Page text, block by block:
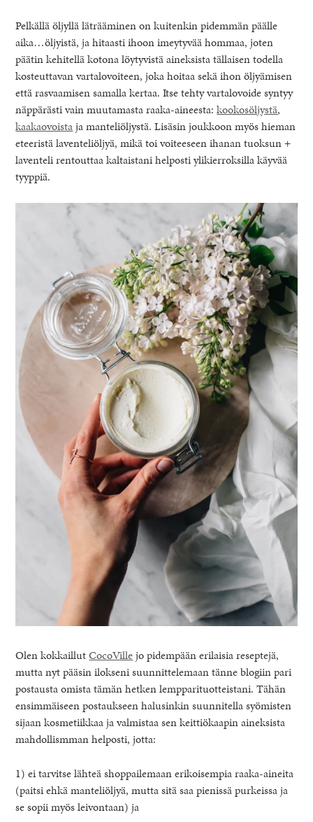
Pelkällä öljyllä läträäminen on kuitenkin pidemmän päälle
aika…öljyistä, ja hitaasti ihoon imeytyvää hommaa, joten
päätin kehitellä kotona löytyvistä aineksista tällaisen todella
kosteuttavan vartalovoiteen, joka hoitaa sekä ihon öljyämisen
että rasvaamisen samalla kertaa. Itse tehty vartalovoide syntyy
näppärästi vain muutamasta raaka-aineesta:kookosöljystä,
kaakaovoistaja manteliöljystä. Lisäsin joukkoon myös hieman
eteeristä laventeliöljyä, mikä toi voiteeseen ihanan tuoksun +
laventeli rentouttaa kaltaistani helposti ylikierroksilla käyvää
tyyppiä.
Olen kokkaillutCocoVillejo pidempään erilaisia reseptejä,
mutta nyt pääsin ilokseni suunnittelemaan tänne blogiin pari
postausta omista tämän hetken lempparituotteistani. Tähän
ensimmäiseen postaukseen halusinkin suunnitella syömisten
sijaan kosmetiikkaa ja valmistaa sen keittiökaapin aineksista
mahdollismman helposti, jotta:
1) ei tarvitse lähteä shoppailemaan erikoisempia raaka-aineita
(paitsi ehkä manteliöljyä, mutta sitä saa pienissä purkeissa ja
se sopii myös leivontaan) ja